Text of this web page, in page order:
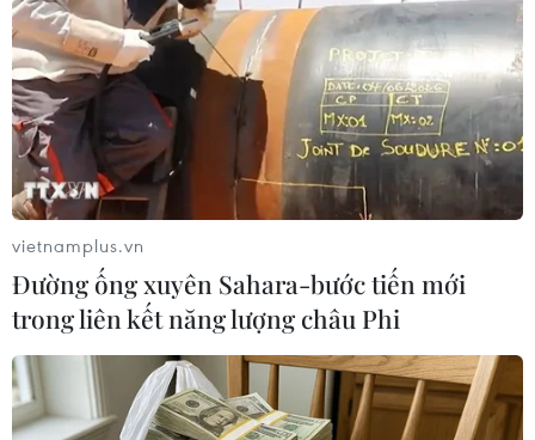
Giá dầu Brent tại châu Á lại để mất
vietnamplus.vn
Đường ống xuyên Sahara-bước tiến mới
trong liên kết năng lượng châu Phi